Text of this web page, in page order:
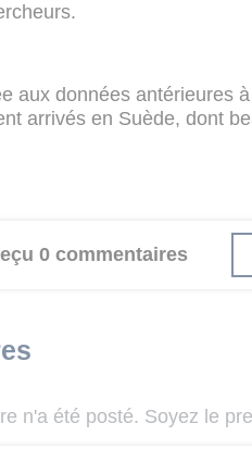
aux données antérieures
arrivés en Suède, dont
0 commentaires
n'a été posté. Soyez le